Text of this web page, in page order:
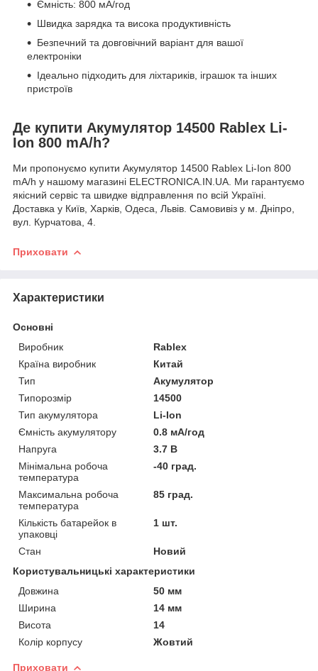
Ємність: 800 мА/год
Швидка зарядка та висока продуктивність
Безпечний та довговічний варіант для вашої
електроніки
Ідеально підходить для ліхтариків, іграшок та інших
пристроїв
Де купити Акумулятор 14500 Rablex Li-
Ion 800 mA/h?
Ми пропонуємо купити Акумулятор 14500 Rablex Li-Ion 800
mA/h у нашому магазині ELECTRONICA.IN.UA. Ми гарантуємо
якісний сервіс та швидке відправлення по всій Україні.
Доставка у Київ, Харків, Одеса, Львів. Самовивіз у м. Дніпро,
вул. Курчатова, 4.
Приховати
Характеристики
Основні
Виробник
Rablex
Країна виробник
Китай
Тип
Акумулятор
Типорозмір
14500
Тип акумулятора
Li-Ion
Ємність акумулятору
0.8 мА/год
Напруга
3.7 В
Мінімальна робоча
температура
-40 град.
Максимальна робоча
температура
85 град.
Кількість батарейок в
упаковці
1 шт.
Стан
Новий
Користувальницькі характеристики
Довжина
50 мм
Ширина
14 мм
Висота
14
Колір корпусу
Жовтий
Приховати